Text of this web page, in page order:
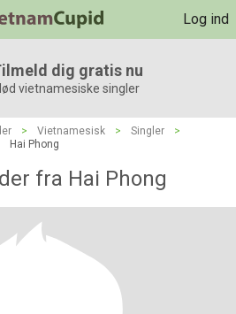
Log ind
dig gratis nu
vietnamesiske singler
> Vietnamesisk > Singler
>
Hai Phong
fra Hai Phong